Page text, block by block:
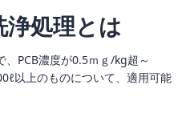
処理とは
、PCB濃度が0.5ｍｇ/kg超～
以上のものについて、適用可能